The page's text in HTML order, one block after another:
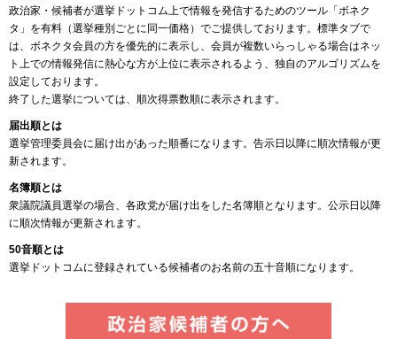
政治家・候補者が選挙ドットコム上で情報を発信するためのツール「ボネク
タ」を有料（選挙種別ごとに同一価格）でご提供しております。標準タブで
は、ボネクタ会員の方を優先的に表示し、会員が複数いらっしゃる場合はネッ
ト上での情報発信に熱心な方が上位に表示されるよう、独自のアルゴリズムを
設定しております。
終了した選挙については、順次得票数順に表示されます。
届出順とは
選挙管理委員会に届け出があった順番になります。告示日以降に順次情報が更
新されます。
名簿順とは
衆議院議員選挙の場合、各政党が届け出をした名簿順となります。公示日以降
に順次情報が更新されます。
50音順とは
選挙ドットコムに登録されている候補者のお名前の五十音順になります。